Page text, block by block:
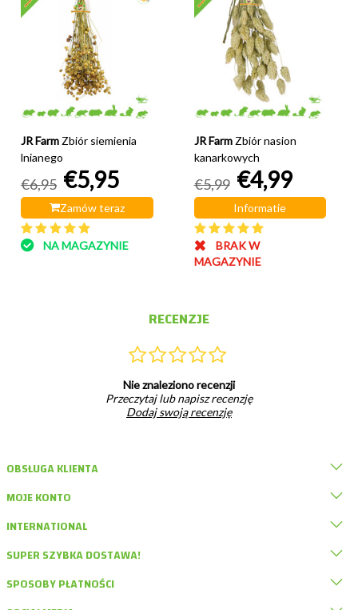
JR Farm Zbiór siemienia
lnianego
€6,95 €5,95
Zamów teraz
NA MAGAZYNIE
JR Farm Zbiór nasion
kanarkowych
€5,99 €4,99
Informatie
BRAK W
MAGAZYNIE
RECENZJE
Nie znaleziono recenzji
Przeczytaj lub napisz recenzję
Dodaj swoją recenzję
OBSŁUGA KLIENTA
MOJE KONTO
INTERNATIONAL
SUPER SZYBKA DOSTAWA!
SPOSOBY PŁATNOŚCI